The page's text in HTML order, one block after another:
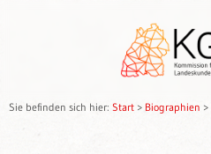
Sie befinden sich hier: Start > Biographien >